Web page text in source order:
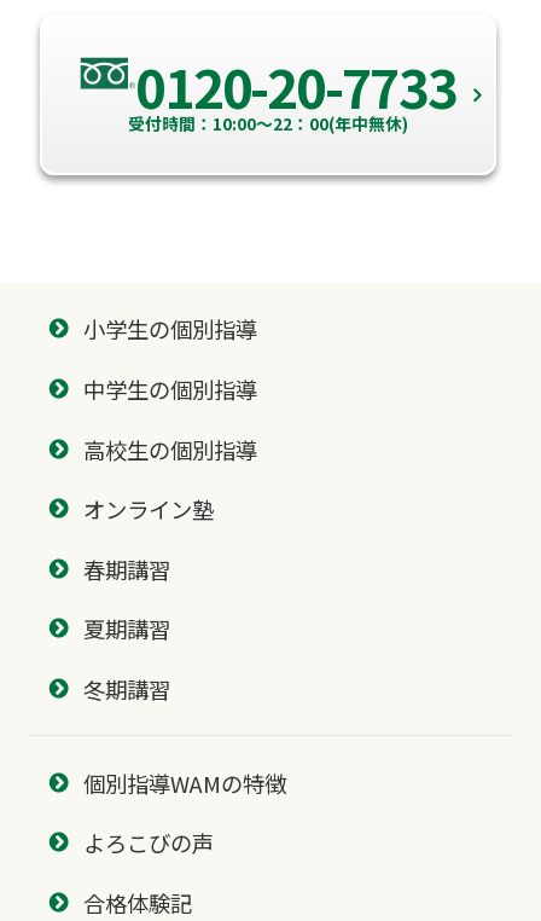
0120-20-7733
受付時間：10:00～22：00(年中無休)
小学生の個別指導
中学生の個別指導
高校生の個別指導
オンライン塾
春期講習
夏期講習
冬期講習
個別指導WAMの特徴
よろこびの声
合格体験記